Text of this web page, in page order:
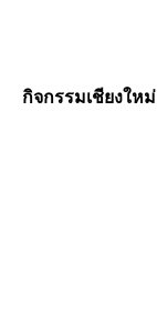
กิจกรรมเชียงใหม่